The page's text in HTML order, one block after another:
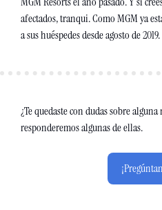
afectados, tranqui. Como MGM ya
a sus huéspedes desde agosto de 2019.
¿Te quedaste con dudas sobre
responderemos algunas de ellas.